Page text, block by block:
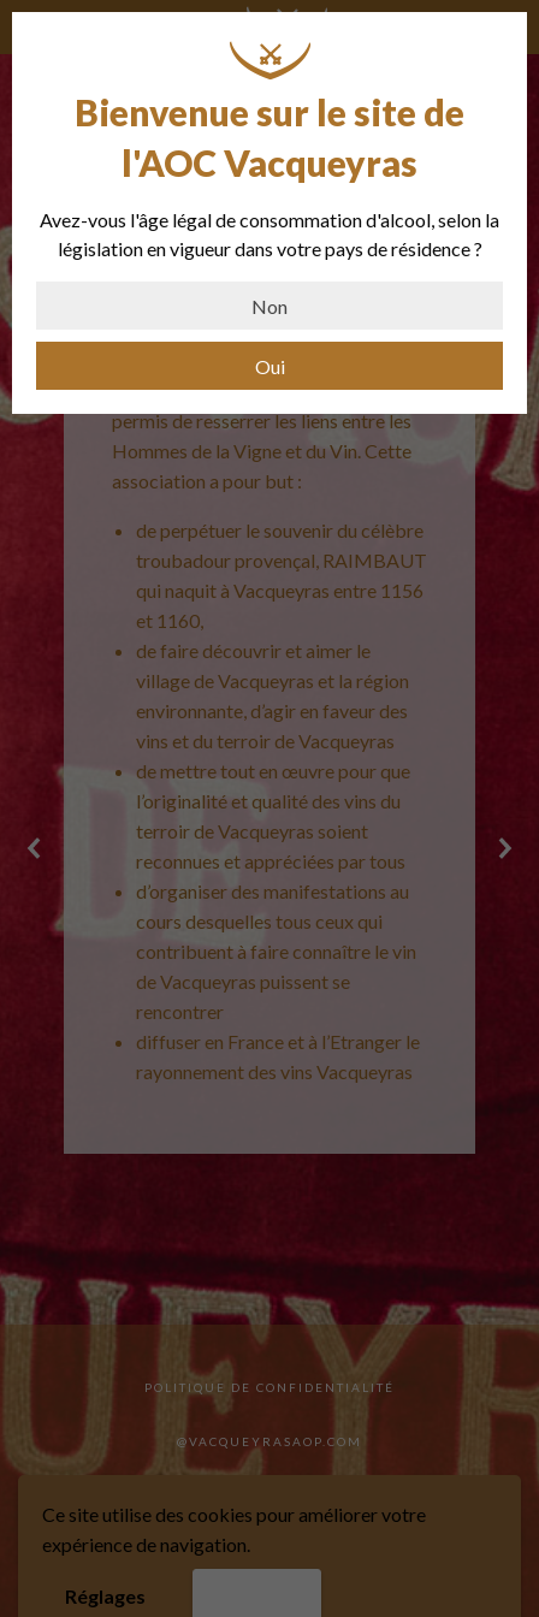
Ce site utilise des cookies pour améliorer votre
expérience de navigation.
Réglages
La Confrérie
Confrérie dans le village de
Vacqueyras à été euphorique et a
permis de resserrer les liens entre les
Hommes de la Vigne et du Vin. Cette
association a pour but :
de perpétuer le souvenir du célèbre
troubadour provençal, RAIMBAUT
qui naquit à Vacqueyras entre 1156
et 1160,
de faire découvrir et aimer le
village de Vacqueyras et la région
environnante, d’agir en faveur des
vins et du terroir de Vacqueyras
de mettre tout en œuvre pour que
l’originalité et qualité des vins du
terroir de Vacqueyras soient
reconnues et appréciées par tous
d’organiser des manifestations au
cours desquelles tous ceux qui
contribuent à faire connaître le vin
de Vacqueyras puissent se
rencontrer
diffuser en France et à l’Etranger le
rayonnement des vins Vacqueyras
POLITIQUE DE CONFIDENTIALITÉ
@VACQUEYRASAOP.COM
SITE RÉALISÉ PAR MARKIZE
Bienvenue sur le site de
l'AOC Vacqueyras
Avez-vous l'âge légal de consommation d'alcool, selon la
législation en vigueur dans votre pays de résidence ?
Non
Oui